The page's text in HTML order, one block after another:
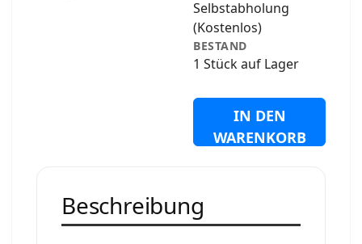
Selbstabholung
(Kostenlos)
BESTAND
1 Stück auf Lager
IN DEN
WARENKORB
Beschreibung